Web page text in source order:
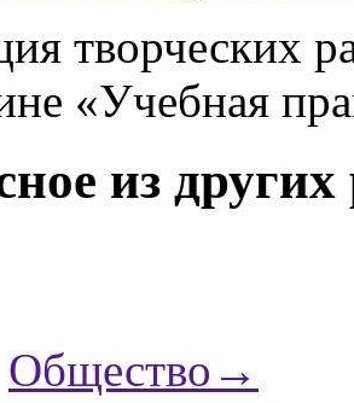
творческих
«Учебная
из
Общество →